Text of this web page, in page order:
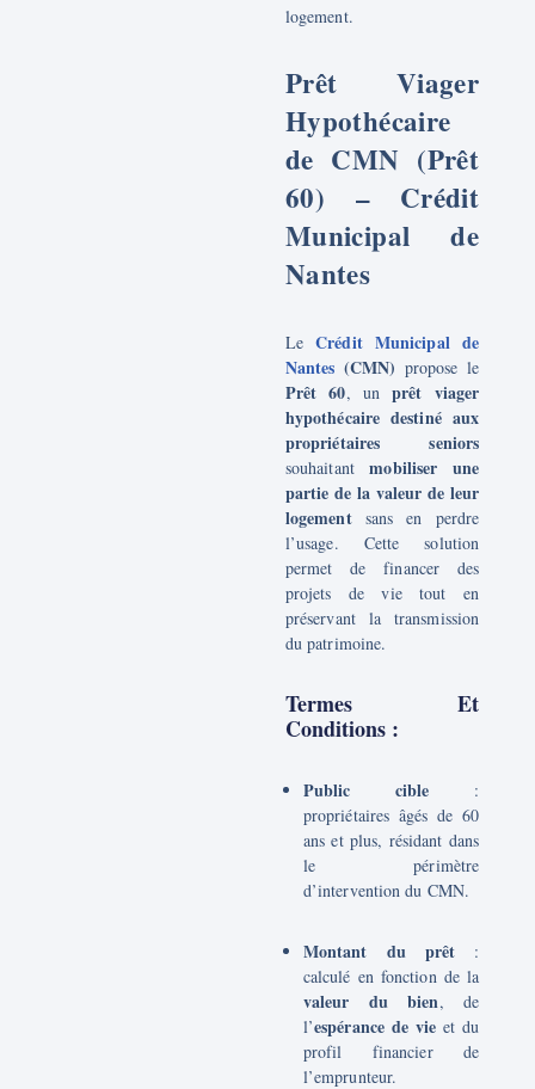
logement.
Prêt Viager
Hypothécaire
de CMN (Prêt
60)– Crédit
Municipal de
Nantes
LeCrédit Municipal de
Nantes (CMN) propose le
Prêt 60, unprêt viager
hypothécaire destiné aux
propriétaires seniors
souhaitantmobiliser une
partie de la valeur de leur
logementsans en perdre
l’usage. Cette solution
permet de financer des
projets de vie tout en
préservant la transmission
du patrimoine.
Termes Et
Conditions :
Public cible :
propriétaires âgés de 60
ans et plus, résidant dans
le périmètre
d’intervention du CMN.
Montant du prêt :
calculé en fonction de la
valeur du bien, de
l’espérance de vie et du
profil financier de
l’emprunteur.